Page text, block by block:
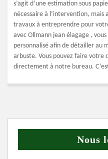
s’agit d’une estimation sous
nécessaire à l’intervention, mais
travaux à entreprendre pour
avec Ollmann jean élagage ,
personnalisé afin de détailler au
arbuste. Vous pouvez faire votre
directement à notre bureau.
Nous